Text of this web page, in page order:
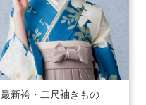
最新袴・二尺袖きもの